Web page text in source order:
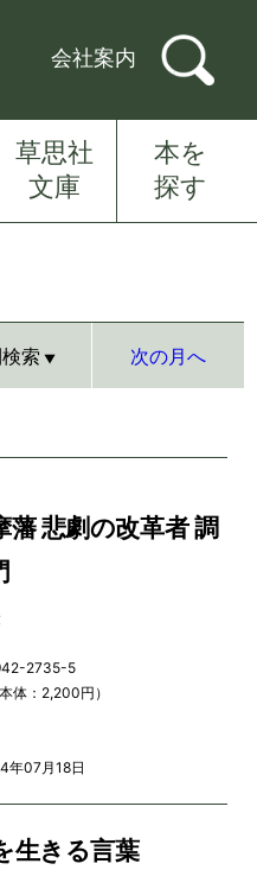
会社案内
草思社
文庫
本を
探す
索 次の月へ
藩 悲劇の改革者 調
2735-5
体：2,200円）
年07月18日
生きる言葉